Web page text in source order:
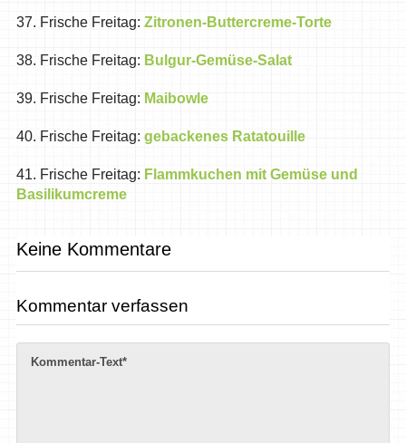
37. Frische Freitag: Zitronen-Buttercreme-Torte
38. Frische Freitag: Bulgur-Gemüse-Salat
39. Frische Freitag: Maibowle
40. Frische Freitag: gebackenes Ratatouille
41. Frische Freitag: Flammkuchen mit Gemüse und
Basilikumcreme
Keine Kommentare
Kommentar verfassen